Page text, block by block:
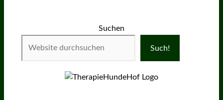
Suchen
Such!